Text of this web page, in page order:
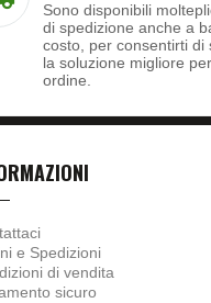
Sono disponibili
di spedizione anche a
costo, per consentirti di
la soluzione migliore
ordine.
e Spedizioni
di vendita
sicuro